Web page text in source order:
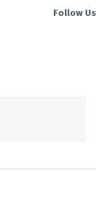
Follow Us